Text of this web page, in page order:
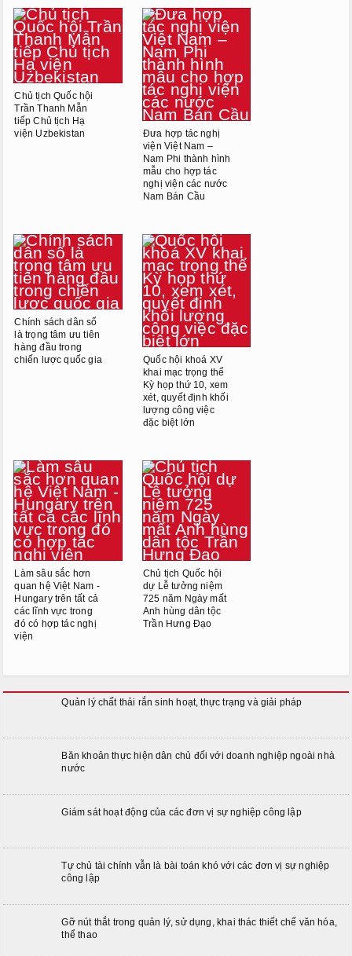
Chủ tịch Quốc hội
Trần Thanh Mẫn
tiếp Chủ tịch Hạ
viện Uzbekistan
Đưa hợp tác nghị
viện Việt Nam –
Nam Phi thành hình
mẫu cho hợp tác
nghị viện các nước
Nam Bán Cầu
Chính sách dân số
là trọng tâm ưu tiên
hàng đầu trong
chiến lược quốc gia
Quốc hội khoá XV
khai mạc trọng thể
Kỳ họp thứ 10, xem
xét, quyết định khối
lượng công việc
đặc biệt lớn
Làm sâu sắc hơn
quan hệ Việt Nam -
Hungary trên tất cả
các lĩnh vực trong
đó có hợp tác nghị
viện
Chủ tịch Quốc hội
dự Lễ tưởng niệm
725 năm Ngày mất
Anh hùng dân tộc
Trần Hưng Đạo
Quản lý chất thải rắn sinh hoạt, thực trạng và giải pháp
Băn khoản thực hiện dân chủ đối với doanh nghiệp ngoài nhà
nước
Giám sát hoạt động của các đơn vị sự nghiệp công lập
Tự chủ tài chính vẫn là bài toán khó với các đơn vị sự nghiệp
công lập
Gỡ nút thắt trong quản lý, sử dụng, khai thác thiết chế văn hóa,
thể thao